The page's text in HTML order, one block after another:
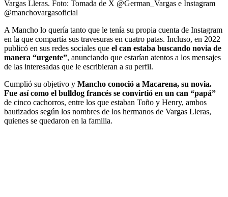
Vargas Lleras. Foto: Tomada de X @German_Vargas e Instagram
@manchovargasoficial
A Mancho lo quería tanto que le tenía su propia cuenta de Instagram
en la que compartía sus travesuras en cuatro patas. Incluso, en 2022
publicó en sus redes sociales que el can estaba buscando novia de
manera “urgente”, anunciando que estarían atentos a los mensajes
de las interesadas que le escribieran a su perfil.
Cumplió su objetivo y Mancho conoció a Macarena, su novia.
Fue así como el bulldog francés se convirtió en un can “papá”
de cinco cachorros, entre los que estaban Toño y Henry, ambos
bautizados según los nombres de los hermanos de Vargas Lleras,
quienes se quedaron en la familia.